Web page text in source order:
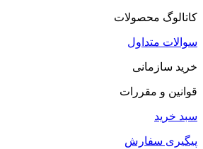
کاتالوگ محصولات
سوالات متداول
خرید سازمانی
قوانین و مقررات
سبد خرید
پیگیری سفارش